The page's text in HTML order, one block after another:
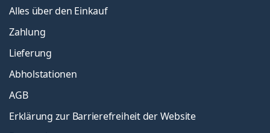
Alles über den Einkauf
Zahlung
Lieferung
Abholstationen
AGB
Erklärung zur Barrierefreiheit der Website